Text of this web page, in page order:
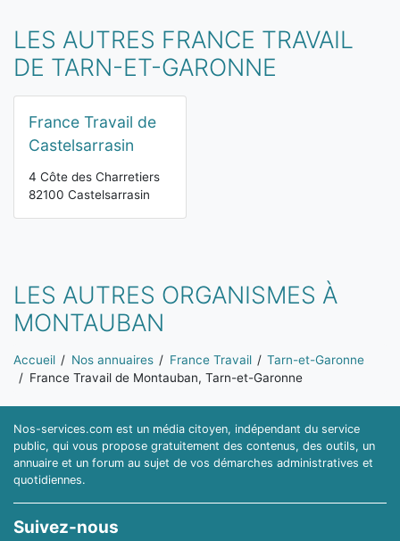
LES AUTRES FRANCE TRAVAIL
DE TARN-ET-GARONNE
France Travail de
Castelsarrasin
4 Côte des Charretiers
82100 Castelsarrasin
LES AUTRES ORGANISMES À
MONTAUBAN
Vous êtes ici:
Accueil Nos annuaires France Travail
Tarn-et-Garonne
France Travail de Montauban, Tarn-et-Garonne
Nos-services.com est un média citoyen, indépendant du service
public, qui vous propose gratuitement des contenus, des outils, un
annuaire et un forum au sujet de vos démarches administratives et
quotidiennes.
Suivez-nous